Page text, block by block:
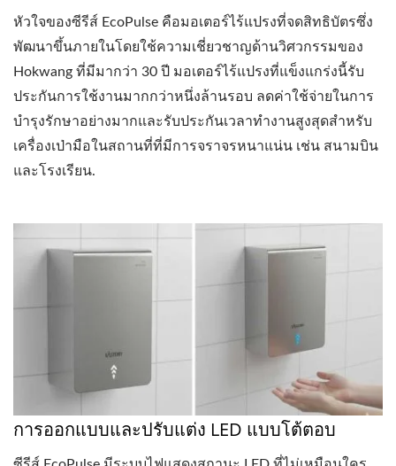
หัวใจของซีรีส์ EcoPulse คือมอเตอร์ไร้แปรงที่จดสิทธิบัตรซึ่ง
พัฒนาขึ้นภายในโดยใช้ความเชี่ยวชาญด้านวิศวกรรมของ
Hokwang ที่มีมากว่า 30 ปี มอเตอร์ไร้แปรงที่แข็งแกร่งนี้รับ
ประกันการใช้งานมากกว่าหนึ่งล้านรอบ ลดค่าใช้จ่ายในการ
บำรุงรักษาอย่างมากและรับประกันเวลาทำงานสูงสุดสำหรับ
เครื่องเป่ามือในสถานที่ที่มีการจราจรหนาแน่น เช่น สนามบิน
และโรงเรียน.
การออกแบบและปรับแต่ง LED แบบโต้ตอบ